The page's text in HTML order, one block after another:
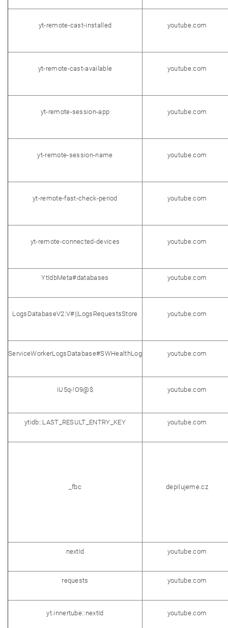
yt-remote-cast-installed youtube.com
yt-remote-cast-available youtube.com
yt-remote-session-app youtube.com
yt-remote-session-name youtube.com
yt-remote-fast-check-period youtube.com
yt-remote-connected-devices youtube.com
YtIdbMeta#databases youtube.com
LogsDatabaseV2:V#||LogsRequestsStore youtube.com
ServiceWorkerLogsDatabase#SWHealthLog youtube.com
iU5q-!O9@$ youtube.com
ytidb::LAST_RESULT_ENTRY_KEY youtube.com
_fbc depilujeme.cz
nextId youtube.com
requests youtube.com
yt.innertube::nextId youtube.com